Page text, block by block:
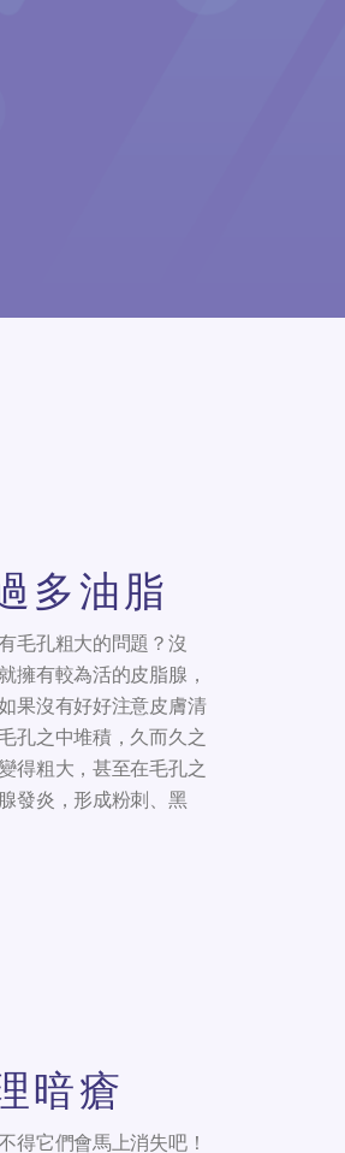
多油脂
毛孔粗大的問題？沒
擁有較為活的皮脂腺，
果沒有好好注意皮膚清
孔之中堆積，久而久之
得粗大，甚至在毛孔之
發炎，形成粉刺、黑
暗瘡
得它們會馬上消失吧！